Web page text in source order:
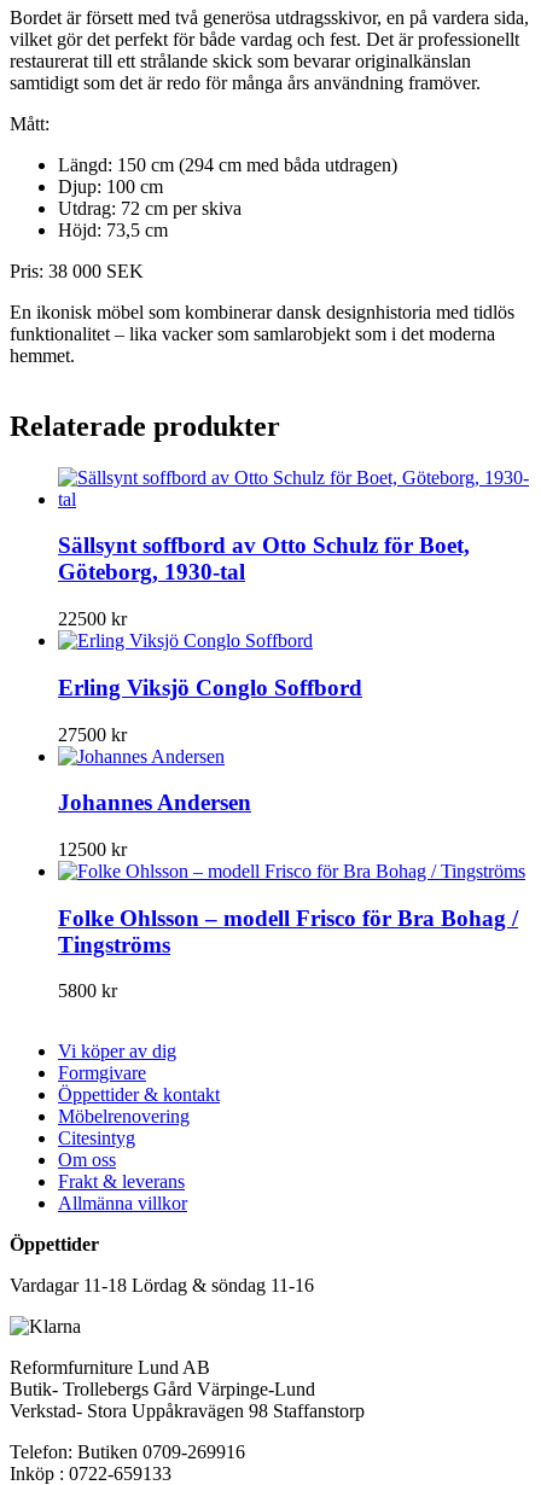
Bordet är försett med två generösa utdragsskivor, en på vardera sida,
vilket gör det perfekt för både vardag och fest. Det är professionellt
restaurerat till ett strålande skick som bevarar originalkänslan
samtidigt som det är redo för många års användning framöver.
Mått:
Längd: 150 cm (294 cm med båda utdragen)
Djup: 100 cm
Utdrag: 72 cm per skiva
Höjd: 73,5 cm
Pris: 38 000 SEK
En ikonisk möbel som kombinerar dansk designhistoria med tidlös
funktionalitet – lika vacker som samlarobjekt som i det moderna
hemmet.
Relaterade produkter
Sällsynt soffbord av Otto Schulz för Boet,
Göteborg, 1930-tal
22500 kr
Erling Viksjö Conglo Soffbord
27500 kr
Johannes Andersen
12500 kr
Folke Ohlsson – modell Frisco för Bra Bohag /
Tingströms
5800 kr
Vi köper av dig
Formgivare
Öppettider & kontakt
Möbelrenovering
Citesintyg
Om oss
Frakt & leverans
Allmänna villkor
Öppettider
Vardagar 11-18 Lördag & söndag 11-16
Reformfurniture Lund AB
Butik- Trollebergs Gård Värpinge-Lund
Verkstad- Stora Uppåkravägen 98 Staffanstorp
Telefon: Butiken 0709-269916
Inköp : 0722-659133